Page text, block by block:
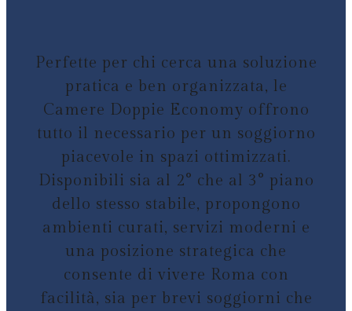
Perfette per chi cerca una soluzione
pratica e ben organizzata, le
Camere Doppie Economy offrono
tutto il necessario per un soggiorno
piacevole in spazi ottimizzati.
Disponibili sia al 2° che al 3° piano
dello stesso stabile, propongono
ambienti curati, servizi moderni e
una posizione strategica che
consente di vivere Roma con
facilità, sia per brevi soggiorni che